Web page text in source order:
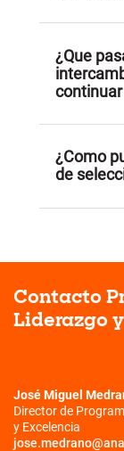
¿Que
¿Como
de
semestre.
Contacto
Liderazgo
José Miguel
Director de
y Excelencia